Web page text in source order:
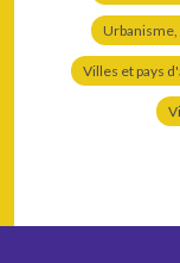
Villes et pays